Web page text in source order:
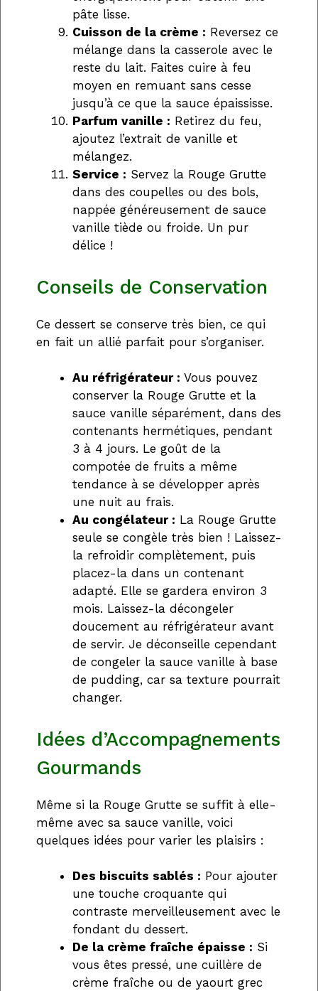
pâte lisse.
Cuisson de la crème : Reversez ce
mélange dans la casserole avec le
reste du lait. Faites cuire à feu
moyen en remuant sans cesse
jusqu’à ce que la sauce épaississe.
Parfum vanille : Retirez du feu,
ajoutez l’extrait de vanille et
mélangez.
Service : Servez la Rouge Grutte
dans des coupelles ou des bols,
nappée généreusement de sauce
vanille tiède ou froide. Un pur
délice !
Conseils de Conservation
Ce dessert se conserve très bien, ce qui
en fait un allié parfait pour s’organiser.
Au réfrigérateur : Vous pouvez
conserver la Rouge Grutte et la
sauce vanille séparément, dans des
contenants hermétiques, pendant
3 à 4 jours. Le goût de la
compotée de fruits a même
tendance à se développer après
une nuit au frais.
Au congélateur : La Rouge Grutte
seule se congèle très bien ! Laissez-
la refroidir complètement, puis
placez-la dans un contenant
adapté. Elle se gardera environ 3
mois. Laissez-la décongeler
doucement au réfrigérateur avant
de servir. Je déconseille cependant
de congeler la sauce vanille à base
de pudding, car sa texture pourrait
changer.
Idées d’Accompagnements
Gourmands
Même si la Rouge Grutte se suffit à elle-
même avec sa sauce vanille, voici
quelques idées pour varier les plaisirs :
Des biscuits sablés : Pour ajouter
une touche croquante qui
contraste merveilleusement avec le
fondant du dessert.
De la crème fraîche épaisse : Si
vous êtes pressé, une cuillère de
crème fraîche ou de yaourt grec